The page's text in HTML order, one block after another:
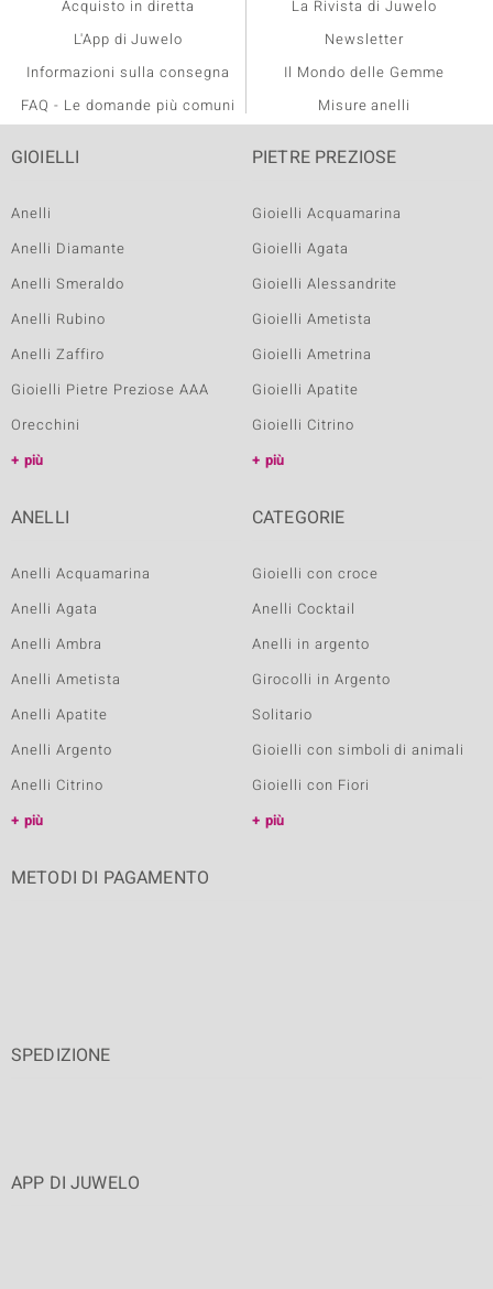
Acquisto in diretta
L'App di Juwelo
Informazioni sulla consegna
FAQ - Le domande più comuni
La Rivista di Juwelo
Newsletter
Il Mondo delle Gemme
Misure anelli
GIOIELLI
Anelli
Anelli Diamante
Anelli Smeraldo
Anelli Rubino
Anelli Zaffiro
Gioielli Pietre Preziose AAA
Orecchini
più
PIETRE PREZIOSE
Gioielli Acquamarina
Gioielli Agata
Gioielli Alessandrite
Gioielli Ametista
Gioielli Ametrina
Gioielli Apatite
Gioielli Citrino
più
ANELLI
Anelli Acquamarina
Anelli Agata
Anelli Ambra
Anelli Ametista
Anelli Apatite
Anelli Argento
Anelli Citrino
più
CATEGORIE
Gioielli con croce
Anelli Cocktail
Anelli in argento
Girocolli in Argento
Solitario
Gioielli con simboli di animali
Gioielli con Fiori
più
METODI DI PAGAMENTO
SPEDIZIONE
APP DI JUWELO